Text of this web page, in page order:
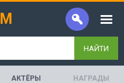
НАЙТИ
АКТЁРЫ НАГРАДЫ